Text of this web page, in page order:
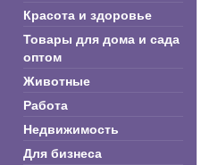
Красота и здоровье
Товары для дома и сада
оптом
Животные
Работа
Недвижимость
Для бизнеса